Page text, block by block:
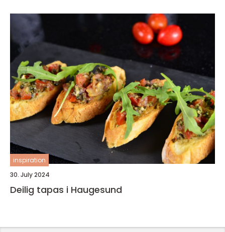
inspiration
30. July 2024
Deilig tapas i Haugesund